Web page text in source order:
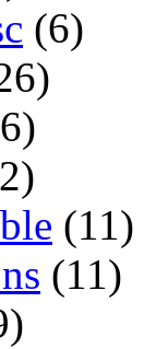
(6)
(11)
(11)